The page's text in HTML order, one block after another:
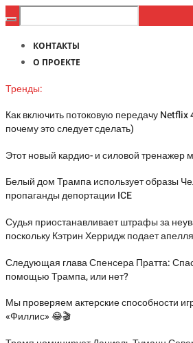
КОНТАКТЫ
О ПРОЕКТЕ
Тренды:
Как включить потоковую передачу Netflix
почему это следует сделать)
Этот новый кардио- и силовой тренажер
Белый дом Трампа использует образы
пропаганды депортации ICE
Судья приостанавливает штрафы за
поскольку Кэтрин Херридж подает
Следующая глава Спенсера Пратта:
помощью Трампа, или нет?
Мы проверяем актерские способности
«Филлис» 😂🎬